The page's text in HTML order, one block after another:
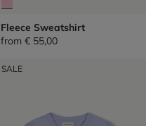
Fleece Sweatshirt
from € 55,00
SALE